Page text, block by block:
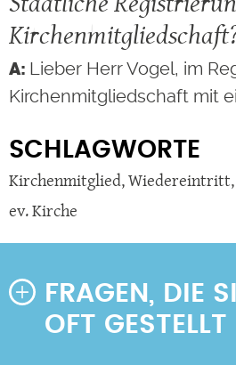
Lieber Herr Vogel, im
Kirchenmitgliedschaft mit
SCHLAGWORTE
Kirchenmitglied,Wiedereintritt,
ev. Kirche
FRAGEN, DIE
OFT GESTELLT